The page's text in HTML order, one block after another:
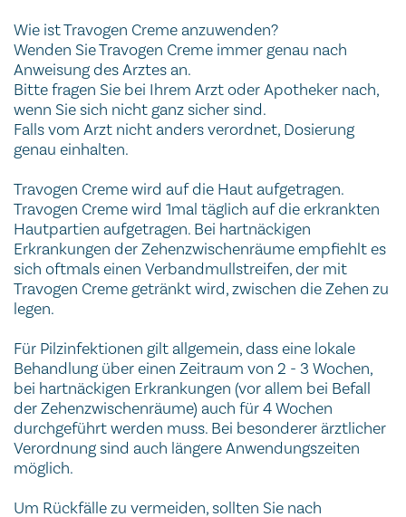
Wie ist Travogen Creme anzuwenden?
Wenden Sie Travogen Creme immer genau nach
Anweisung des Arztes an.
Bitte fragen Sie bei Ihrem Arzt oder Apotheker nach,
wenn Sie sich nicht ganz sicher sind.
Falls vom Arzt nicht anders verordnet, Dosierung
genau einhalten.
Travogen Creme wird auf die Haut aufgetragen.
Travogen Creme wird 1mal täglich auf die erkrankten
Hautpartien aufgetragen. Bei hartnäckigen
Erkrankungen der Zehenzwischenräume empfiehlt es
sich oftmals einen Verbandmullstreifen, der mit
Travogen Creme getränkt wird, zwischen die Zehen zu
legen.
Für Pilzinfektionen gilt allgemein, dass eine lokale
Behandlung über einen Zeitraum von 2 - 3 Wochen,
bei hartnäckigen Erkrankungen (vor allem bei Befall
der Zehenzwischenräume) auch für 4 Wochen
durchgeführt werden muss. Bei besonderer ärztlicher
Verordnung sind auch längere Anwendungszeiten
möglich.
Um Rückfälle zu vermeiden, sollten Sie nach